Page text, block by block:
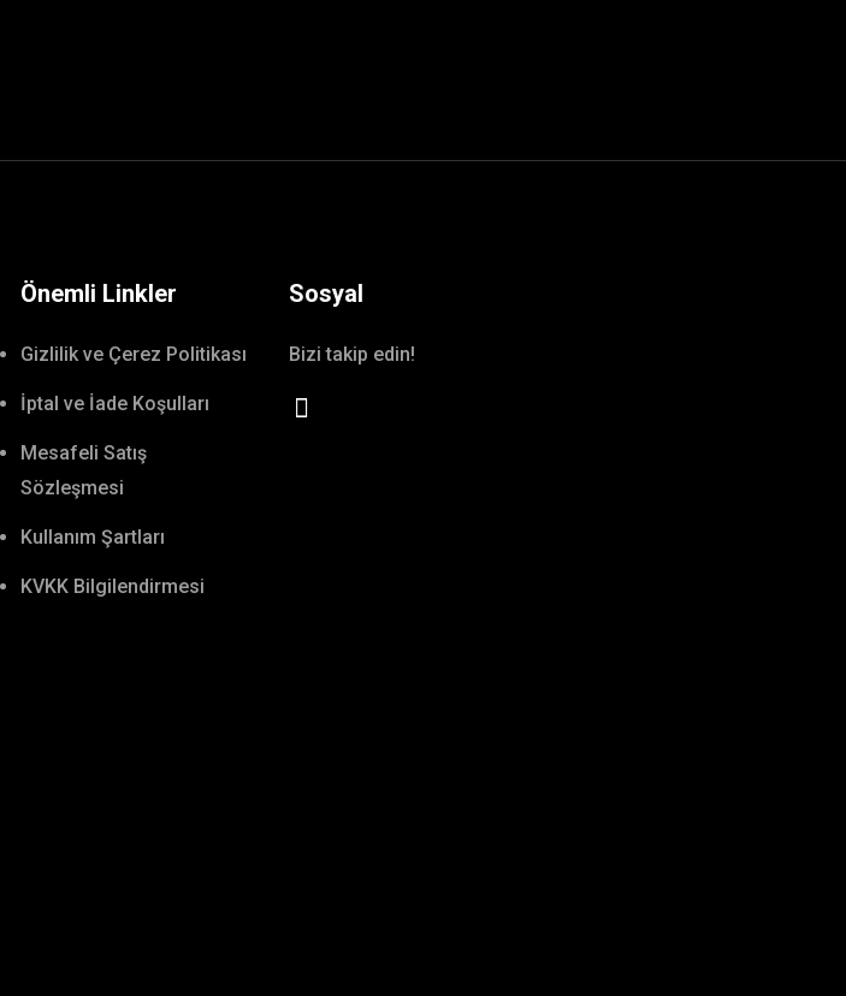
Önemli Linkler
Gizlilik ve Çerez Politikası
İptal ve İade Koşulları
Mesafeli Satış
Sözleşmesi
Kullanım Şartları
KVKK Bilgilendirmesi
Sosyal
Bizi takip edin!